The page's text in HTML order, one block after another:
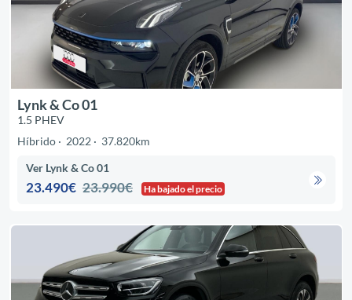
Lynk & Co 01
1.5 PHEV
Híbrido
2022 37.820km
Ver Lynk & Co 01
23.490€ 23.990€ Ha bajado el precio